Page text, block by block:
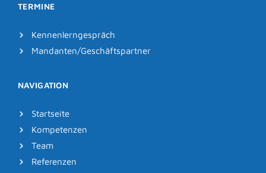
TERMINE
Kennenlerngespräch
Mandanten/Geschäftspartner
NAVIGATION
Startseite
Kompetenzen
Team
Referenzen